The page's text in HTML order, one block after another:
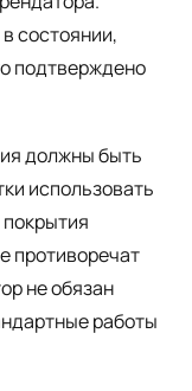
состоянии,
подтверждено
должны быть
использовать
противоречат
не обязан
работы